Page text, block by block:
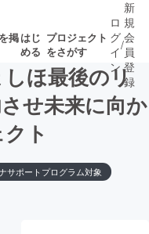
掲はじ
める
プロジェクト
をさがす
終了が近いプ
ロ
グ
イ
ン
/
新
規
会
員
登
録
ほ最後のリ
せ未来に向か
ト
サポートプログラム対象